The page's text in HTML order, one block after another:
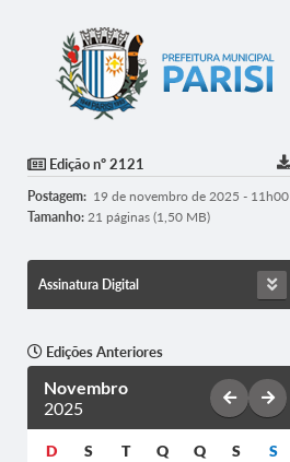
Edição nº 2121
Postagem: 19 de novembro de 2025 - 11h00
Tamanho: 21 páginas (1,50 MB)
Assinatura Digital
Edições Anteriores
Novembro
2025
D S T Q Q S S